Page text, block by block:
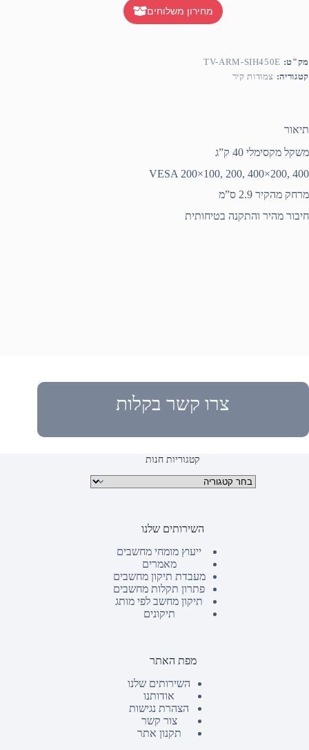
מחירון משלוחים
מק"ט: TV-ARM-SIH450E
קטגוריה: צמודות קיר
תיאור
משקל מקסימלי 40 ק”ג
VESA 200×100, 200, 400×200, 400
מרחק מהקיר 2.9 ס”מ
חיבור מהיר והתקנה בטיחותית
צרו קשר בקלות
קטגוריות חנות
קטגוריות מוצרים
השירותים שלנו
ייעוץ מומחי מחשבים
מאמרים
מעבדת תיקון מחשבים
פתרון תקלות מחשבים
תיקון מחשב לפי מותג
תיקונים
מפת האתר
השירותים שלנו
אודותנו
הצהרת נגישות
צור קשר
תקנון אתר